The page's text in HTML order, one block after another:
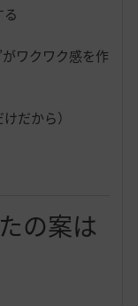
ワクワク感を作
だから）
の案は